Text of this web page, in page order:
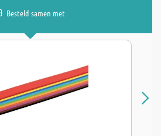
Besteld samen met